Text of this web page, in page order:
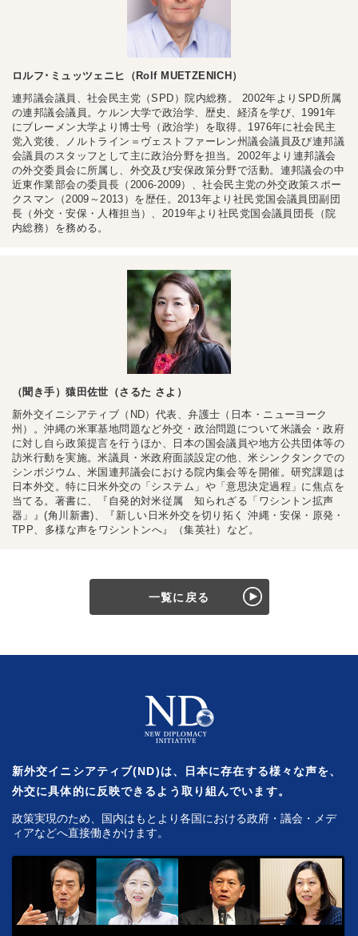
ロルフ･ミュッツェニヒ（Rolf MUETZENICH）
連邦議会議員、社会民主党（SPD）院内総務。 2002年よりSPD所属
の連邦議会議員。ケルン大学で政治学、歴史、経済を学び、1991年
にブレーメン大学より博士号（政治学）を取得。1976年に社会民主
党入党後、ノルトライン＝ヴェストファーレン州議会議員及び連邦議
会議員のスタッフとして主に政治分野を担当。2002年より連邦議会
の外交委員会に所属し、外交及び安保政策分野で活動。連邦議会の中
近東作業部会の委員長（2006-2009）、社会民主党の外交政策スポー
クスマン（2009～2013）を歴任。2013年より社民党国会議員団副団
長（外交・安保・人権担当）、2019年より社民党国会議員団長（院
内総務）を務める。
（聞き手）猿田佐世（さるた さよ）
新外交イニシアティブ（ND）代表、弁護士（日本・ニューヨーク
州）。沖縄の米軍基地問題など外交・政治問題について米議会・政府
に対し自ら政策提言を行うほか、日本の国会議員や地方公共団体等の
訪米行動を実施。米議員・米政府面談設定の他、米シンクタンクでの
シンポジウム、米国連邦議会における院内集会等を開催。研究課題は
日本外交。特に日米外交の「システム」や「意思決定過程」に焦点を
当てる。著書に、『自発的対米従属 知られざる「ワシントン拡声
器」』(角川新書)、『新しい日米外交を切り拓く 沖縄・安保・原発・
TPP、多様な声をワシントンへ』（集英社）など。
一覧に戻る
新外交イニシアティブ(ND)は、日本に存在する様々な声を、
外交に具体的に反映できるよう取り組んでいます。
政策実現のため、国内はもとより各国における政府・議会・メデ
ィアなどへ直接働きかけます。